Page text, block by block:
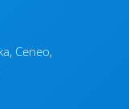
Ceneo,